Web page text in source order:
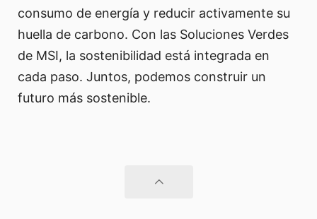
consumo de energía y reducir activamente su
huella de carbono. Con las Soluciones Verdes
de MSI, la sostenibilidad está integrada en
cada paso. Juntos, podemos construir un
futuro más sostenible.